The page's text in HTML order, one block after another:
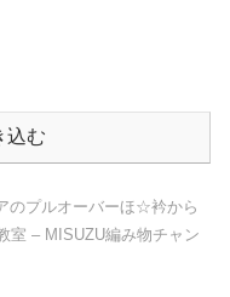
込む
のプルオーバーほ☆衿から
室 – MISUZU編み物チャン